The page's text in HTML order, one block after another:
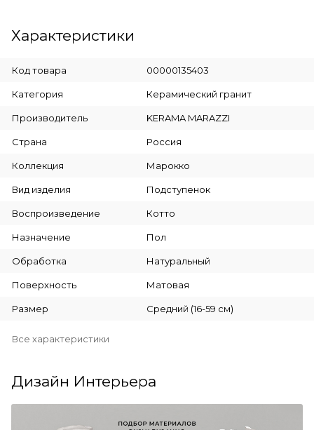
Характеристики
Код товара 00000135403
Категория Керамический гранит
Производитель KERAMA MARAZZI
Страна Россия
Коллекция Марокко
Вид изделия Подступенок
Воспроизведение Котто
Назначение Пол
Обработка Натуральный
Поверхность Матовая
Размер Средний (16-59 см)
Все характеристики
Дизайн Интерьера